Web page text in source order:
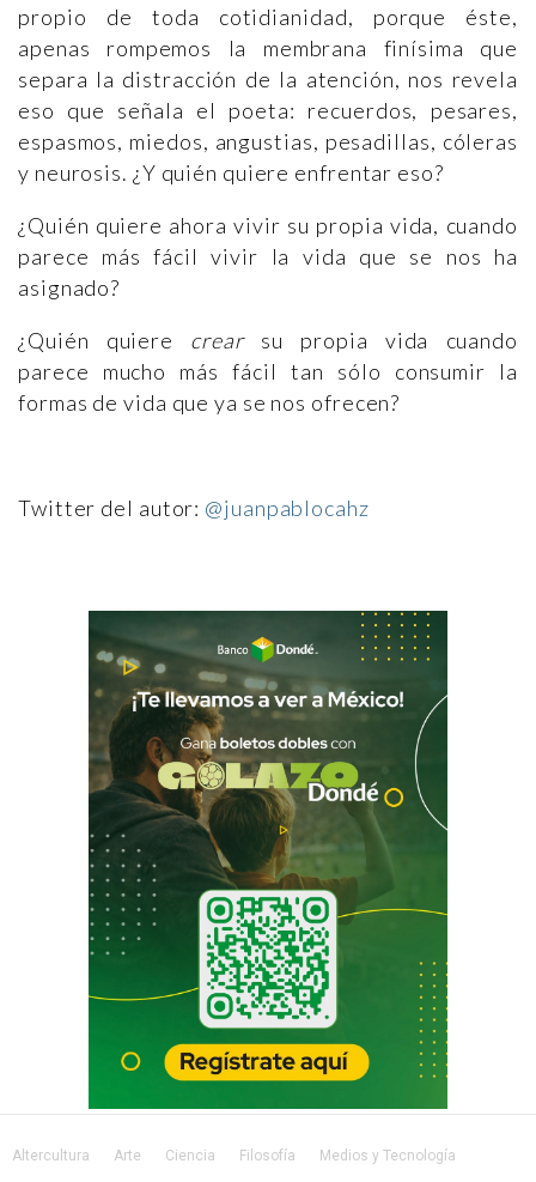
propio de toda cotidianidad, porque éste,
apenas rompemos la membrana finísima que
separa la distracción de la atención, nos revela
eso que señala el poeta: recuerdos, pesares,
espasmos, miedos, angustias, pesadillas, cóleras
y neurosis. ¿Y quién quiere enfrentar eso?
¿Quién quiere ahora vivir su propia vida, cuando
parece más fácil vivir la vida que se nos ha
asignado?
¿Quién quiere crearsu propia vida cuando
parece mucho más fácil tan sólo consumir la
formas de vida que ya se nos ofrecen?
Twitter del autor: @juanpablocahz
Altercultura Arte Ciencia Filosofía Medios y Tecnología